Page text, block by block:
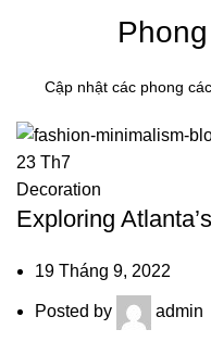
Cập nhật các phong
23 Th7
Decoration
Exploring
19 Tháng 9, 2022
Posted by admin